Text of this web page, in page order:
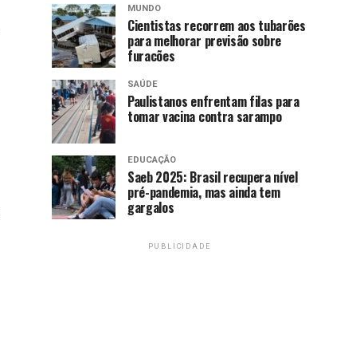
MUNDO
Cientistas recorrem aos tubarões
para melhorar previsão sobre
furacões
SAÚDE
Paulistanos enfrentam filas para
tomar vacina contra sarampo
EDUCAÇÃO
Saeb 2025: Brasil recupera nível
pré-pandemia, mas ainda tem
gargalos
PUBLICIDADE